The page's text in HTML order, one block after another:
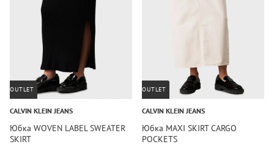
OUTLET
CALVIN KLEIN JEANS
Юбка WOVEN LABEL SWEATER
SKIRT
OUTLET
CALVIN KLEIN JEANS
Юбка MAXI SKIRT CARGO
POCKETS